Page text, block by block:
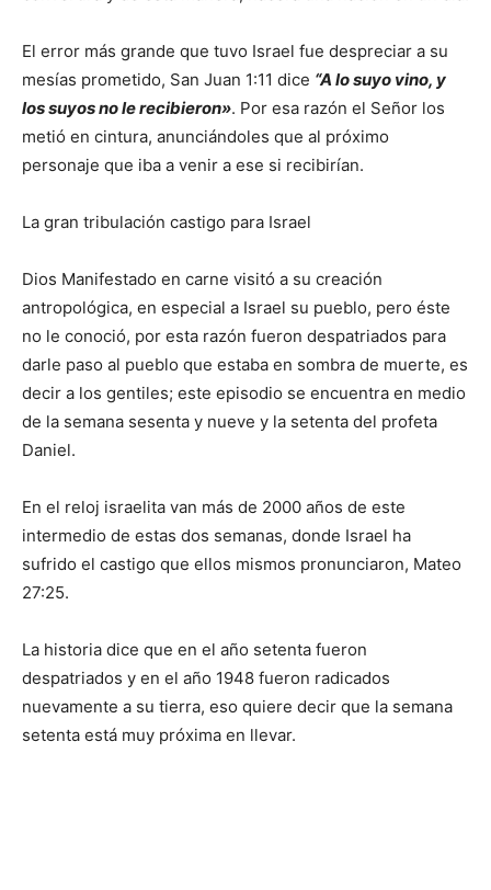
El error más grande que tuvo Israel fue despreciar a su
mesías prometido, San Juan 1:11 dice “A lo suyo vino, y
los suyos no le recibieron». Por esa razón el Señor los
metió en cintura, anunciándoles que al próximo
personaje que iba a venir a ese si recibirían.
La gran tribulación castigo para Israel
Dios Manifestado en carne visitó a su creación
antropológica, en especial a Israel su pueblo, pero éste
no le conoció, por esta razón fueron despatriados para
darle paso al pueblo que estaba en sombra de muerte, es
decir a los gentiles; este episodio se encuentra en medio
de la semana sesenta y nueve y la setenta del profeta
Daniel.
En el reloj israelita van más de 2000 años de este
intermedio de estas dos semanas, donde Israel ha
sufrido el castigo que ellos mismos pronunciaron, Mateo
27:25.
La historia dice que en el año setenta fueron
despatriados y en el año 1948 fueron radicados
nuevamente a su tierra, eso quiere decir que la semana
setenta está muy próxima en llevar.